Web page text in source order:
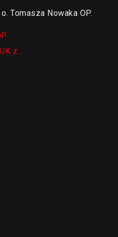
Tomasza Nowaka OP.
z...